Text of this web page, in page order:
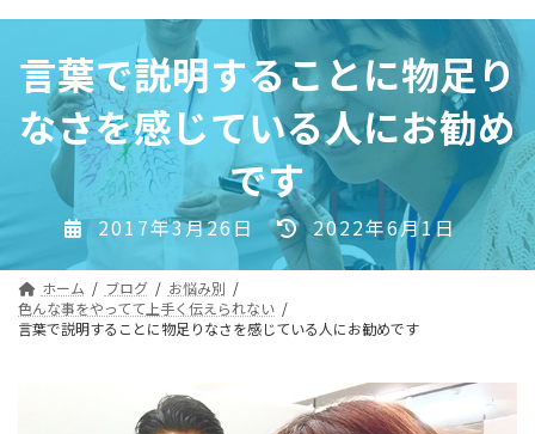
コ
ッ
プ
ナ
移
動
言葉で説明することに物足り
なさを感じている人にお勧め
です
2017年3月26日
最
日
:
2022年6月1日
ホーム ブログ
お悩み別
色んな事をやってて上手く伝えられない
言葉で説明することに物足りなさを感じている人にお勧めです